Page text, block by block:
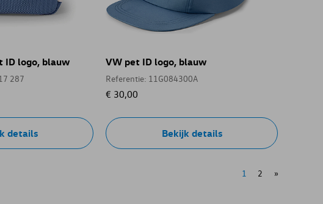
ID logo, blauw
287
details
VW pet ID logo, blauw
Referentie: 11G084300A
€ 30,00
Bekijk details
1 2 »